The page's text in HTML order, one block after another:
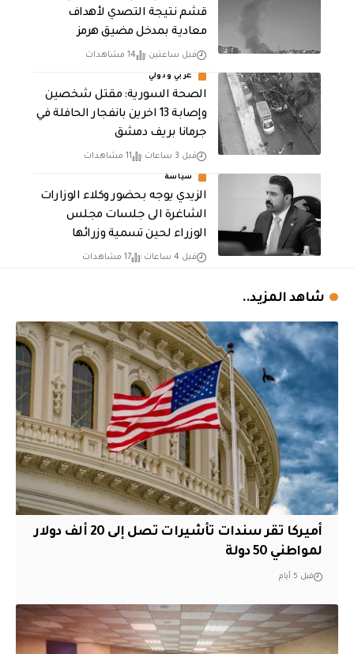
قشم نتيجة التصدي لأهداف
معادية بمدخل مضيق هرمز
قبل ساعتين 14 مشاهدات
عربي ودولي
الصحة السورية: مقتل شخصين
وإصابة 13 اخرين بانفجار الحافلة في
جرمانا بريف دمشق
قبل 3 ساعات 11 مشاهدات
سياسة
الزيدي يوجه بحضور وكلاء الوزارات
الشاغرة الى جلسات مجلس
الوزراء لحين تسمية وزرائها
قبل 4 ساعات 17 مشاهدات
شاهد المزيد..
أميركا تقر سندات تأشيرات تصل إلى 20 ألف دولار
لمواطني 50 دولة
قبل 5 أيام